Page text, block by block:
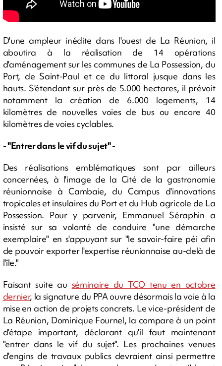
D'une ampleur inédite dans l'ouest de La Réunion, il
aboutira à la réalisation de 14 opérations
d'aménagement sur les communes de La Possession, du
Port, de Saint-Paul et ce du littoral jusque dans les
hauts. S'étendant sur près de 5.000 hectares, il prévoit
notamment la création de 6.000 logements, 14
kilomètres de nouvelles voies de bus ou encore 40
kilomètres de voies cyclables.
- "Entrer dans le vif du sujet" -
Des réalisations emblématiques sont par ailleurs
concernées, à l'image de la Cité de la gastronomie
réunionnaise à Cambaie, du Campus d'innovations
tropicales et insulaires du Port et du Hub agricole de La
Possession. Pour y parvenir, Emmanuel Séraphin a
insisté sur sa volonté de conduire "une démarche
exemplaire" en s'appuyant sur "le savoir-faire péi afin
de pouvoir exporter l'expertise réunionnaise au-delà de
l'île."
Faisant suite au séminaire du TCO tenu en octobre
dernier, la signature du PPA ouvre désormais la voie à la
mise en action de projets concrets. Le vice-président de
La Réunion, Dominique Fournel, la compare à un point
d'étape important, déclarant qu'il faut maintenant
"entrer dans le vif du sujet". Les prochaines venues
d'engins de travaux publics devraient ainsi permettre